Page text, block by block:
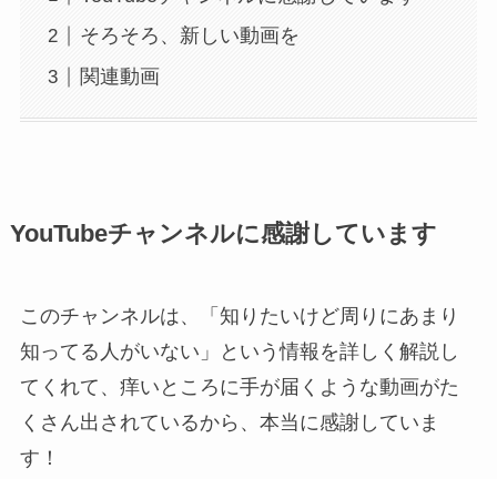
そろそろ、新しい動画を
関連動画
YouTubeチャンネルに感謝しています
このチャンネルは、「知りたいけど周りにあまり
知ってる人がいない」という情報を詳しく解説し
てくれて、痒いところに手が届くような動画がた
くさん出されているから、本当に感謝していま
す！